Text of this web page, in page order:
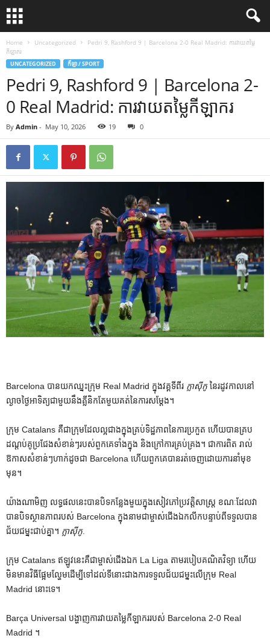
Home Uncategorized
Pedri 9, Rashford 9 | Barcelona 2-0 Real Madrid: ការវាយតម្លៃ
កីឡាករ
UNCATEGORIZED កីឡា / SPORT
Pedri 9, Rashford 9 | Barcelona 2-
0 Real Madrid: ការវាយតម្លៃកីឡាករ
By Admin - May 10, 2026 19 0
Barcelona បាន​យក​ឈ្នះ​ក្រុម Real Madrid ក្នុង​វគ្គ​ទី​ពីរ ក្លាស៊ីកូនៃរដូវកាលនៅ
ល្ងាចថ្ងៃអាទិត្យជាមួយនឹងគ្លីនិកតែមួយគត់នៃការសម្តែង។
ក្រុម Catalans គឺជាក្រុមដែលល្អជាងក្នុងគ្រប់ទិដ្ឋភាពនៃការប្រកួត ហើយបានគ្រប
ដណ្ដប់គូប្រជែងសំខាន់ៗរបស់ពួកគេទាំងក្នុង និងក្រៅការគ្រប់គ្រង។ ជាការពិត រាល់
ឱកាសសំខាន់ៗហាក់ដូចជា Barcelona ហើយពួកគេបានរត់ចេញដោយការនាំមុខ
មុន។
យ៉ាង​ណា​មិញ លទ្ធផល​នេះ​បាន​បិទ​កន្លែង​មួយ​ក្នុង​សៀវភៅ​ប្រវត្តិសាស្ត្រ ខណៈ​ដែល​វា​
បាន​បិទ​ស្ថានភាព​របស់ Barcelona ក្នុង​នាម​ជា​ម្ចាស់​ជើង​ឯក​លីក​បន្ទាប់​ពី​ទទួល​បាន​
ជ័យ​ជម្នះ​ជាប់​គ្នា។ ក្លាស៊ីកូ.
ក្រុម Catalans ឥឡូវនេះគឺជាម្ចាស់ជើងឯក La Liga តាមរបៀបគណិតវិទ្យា ហើយ
មិនមានវិធីផ្អែមល្ហែមដើម្បីទៅដល់ទីនោះជាងការទទួលជ័យជម្នះលើក្រុម Real
Madrid នោះទេ។
Barça Universal បង្ហាញការវាយតម្លៃកីឡាកររបស់ Barcelona 2-0 Real
Madrid ។